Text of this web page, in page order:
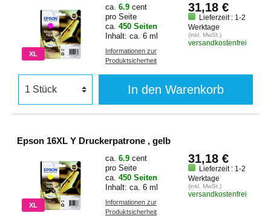
XL
ca. 6.9 cent
pro Seite
ca. 450 Seiten
Inhalt: ca. 6 ml
Informationen zur
Produktsicherheit
31,18 €
Lieferzeit : 1-2
Werktage
(inkl. MwSt.)
versandkostenfrei
In den Warenkorb
Epson 16XL Y Druckerpatrone , gelb
XL
ca. 6.9 cent
pro Seite
ca. 450 Seiten
Inhalt: ca. 6 ml
Informationen zur
Produktsicherheit
31,18 €
Lieferzeit : 1-2
Werktage
(inkl. MwSt.)
versandkostenfrei